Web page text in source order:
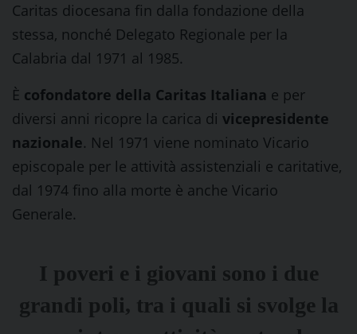
Caritas diocesana fin dalla fondazione della
stessa, nonché Delegato Regionale per la
Calabria dal 1971 al 1985.
È cofondatore della Caritas Italiana e per
diversi anni ricopre la carica di vicepresidente
nazionale. Nel 1971 viene nominato Vicario
episcopale per le attività assistenziali e caritative,
dal 1974 fino alla morte è anche Vicario
Generale.
I poveri e i giovani sono i due
grandi poli, tra i quali si svolge la